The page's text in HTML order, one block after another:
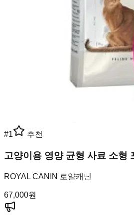
#1 추천
고양이용 영양 균형 사료 소형
ROYAL CANIN 로얄캐닌
67,000원